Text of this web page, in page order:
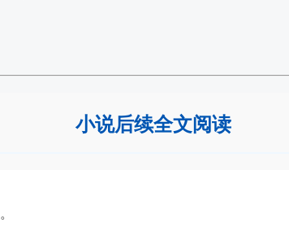
小说后续全文阅读
。